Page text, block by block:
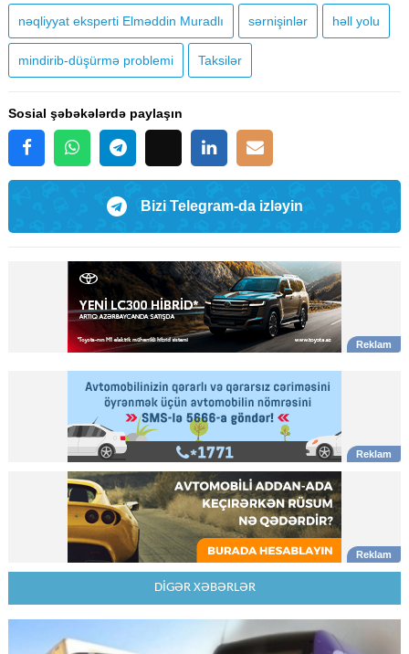
nəqliyyat eksperti Elməddin Muradlı sərnişinlər həll yolu
mindirib-düşürmə problemi Taksilər
Sosial şəbəkələrdə paylaşın
Bizi Telegram-da izləyin
DİGƏR XƏBƏRLƏR